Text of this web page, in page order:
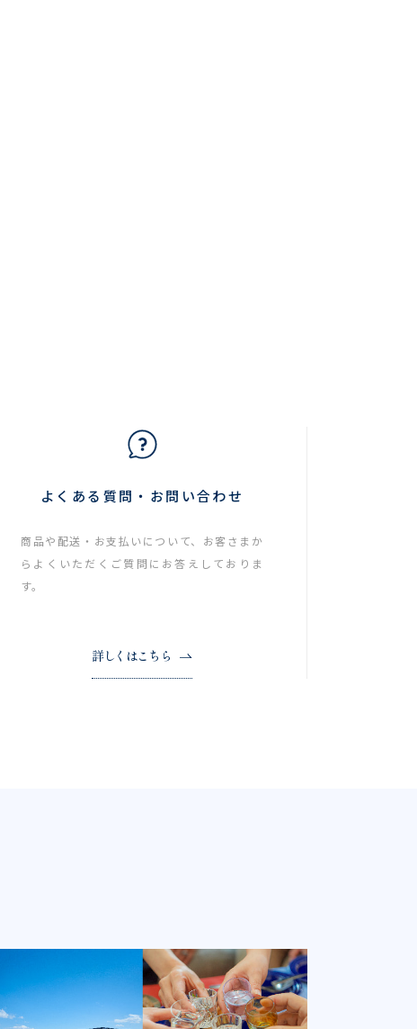
よくある質問・お問い合わせ
商品や配送・お支払いについて、お客さまか
らよくいただくご質問にお答えしておりま
す。
詳しくはこちら